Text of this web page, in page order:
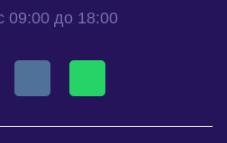
09:00 до 18:00